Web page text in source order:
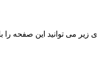
زیر می توانید این صفحه را